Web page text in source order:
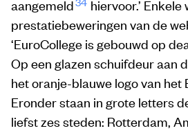
aangemeld
hiervoor.’
prestatiebeweringen van de
‘EuroCollege is gebouwd op
Op een glazen schuifdeur aan
het oranje-blauwe logo van het
Eronder staan in grote letters
liefst zes steden: Rotterdam,